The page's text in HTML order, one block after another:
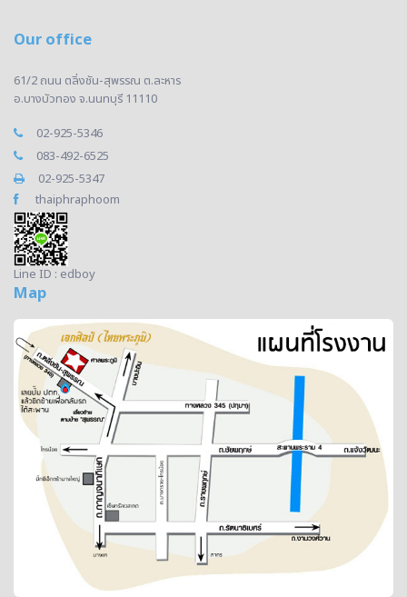
Our office
61/2 ถนน ตลิ่งชัน-สุพรรณ ต.ละหาร
อ.บางบัวทอง จ.นนทบุรี 11110
02-925-5346
083-492-6525
02-925-5347
thaiphraphoom
Line ID : edboy
Map